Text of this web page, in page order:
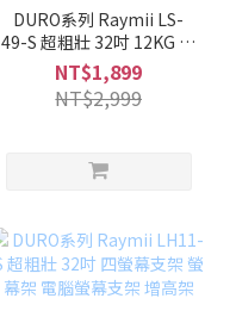
DURO系列 Raymii LS-
49-S 超粗壯 32吋 12KG 雙
螢幕支架底座 螢幕架 電腦
螢幕支架 增高架
NT$1,899
NT$2,999